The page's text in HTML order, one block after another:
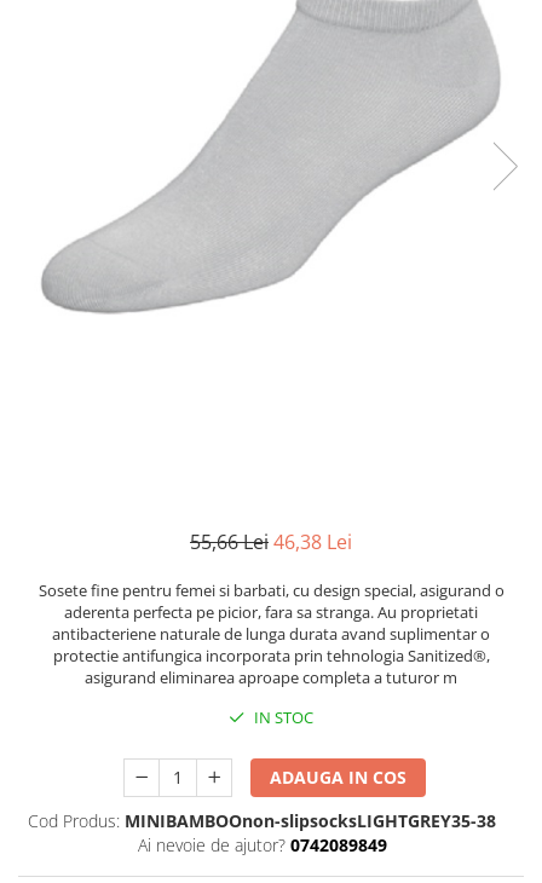
Șosete pentru picioare umflate
55,66 Lei46,38 Lei
Sosete fine pentru femei si barbati, cu design special, asigurand o
aderenta perfecta pe picior, fara sa stranga. Au proprietati
antibacteriene naturale de lunga durata avand suplimentar o
protectie antifungica incorporata prin tehnologia Sanitized®,
asigurand eliminarea aproape completa a tuturor m
IN STOC
ADAUGA IN COS
Cod Produs: MINIBAMBOOnon-slipsocksLIGHTGREY35-38
Ai nevoie de ajutor? 0742089849